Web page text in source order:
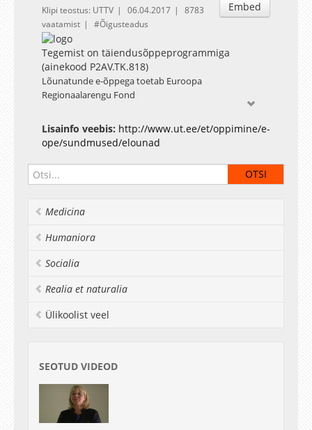
Embed
Klipi teostus: UTTV 06.04.2017
8783
vaatamist
Õigusteadus
Tegemist on täiendusõppeprogrammiga
(ainekood P2AV.TK.818)
Lõunatunde e-õppega toetab Euroopa
Regionaalarengu Fond
Lisainfo veebis: http://www.ut.ee/et/oppimine/e-
ope/sundmused/elounad
Medicina
Humaniora
Socialia
Realia et naturalia
Ülikoolist veel
SEOTUD VIDEOD